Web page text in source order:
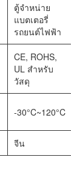
ตู้จำหน่าย
แบตเตอรี่
รถยนต์ไฟฟ้า
CE, ROHS,
UL สำหรับ
วัสดุ
-30°C~120°C
จีน